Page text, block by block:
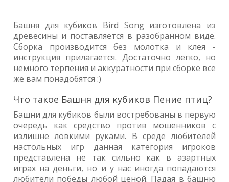
Башня для кубиков Bird Song изготовлена из
древесины и поставляется в разобранном виде.
Сборка производится без молотка и клея -
инструкция прилагается. Достаточно легко, но
немного терпения и аккуратности при сборке все
же вам понадобятся :)
Что такое Башня для кубиков Пение птиц?
Башни для кубиков были востребованы в первую
очередь как средство против мошенников с
излишне ловкими руками. В среде любителей
настольных игр данная категория игроков
представлена не так сильно как в азартных
играх на деньги, но и у нас иногда попадаются
любители победы любой ценой. Падая в башню